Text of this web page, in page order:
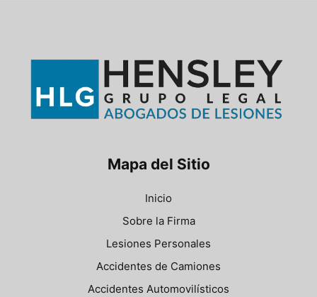
Mapa del Sitio
Inicio
Sobre la Firma
Lesiones Personales
Accidentes de Camiones
Accidentes Automovilísticos